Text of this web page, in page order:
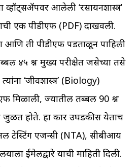
व्हॉट्सॲपवर आलेली ‘रसायनशास्त्र’
एक पीडीएफ (PDF) दाखवली.
आणि ती पीडीएफ पडताळून पाहिली
४५ प्रश्न मुख्य परीक्षेत जसेच्या तसे
‘जीवशास्त्र’ (Biology)
मिळाली, ज्यातील तब्बल 90 प्रश्न
जुळत होते. हा प्रकार उघडकीस येताच
टेस्टिंग एजन्सी (NTA), सीबीआय
ईमेलद्वारे याची माहिती दिली.